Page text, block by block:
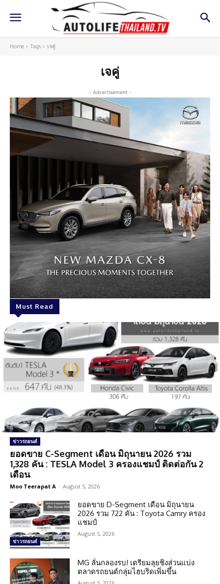
Home Tags เจคู่
เจคู่
- Advertisement -
Must Read
ข่าวรถยนต์
ยอดขาย C-Segment เดือน มิถุนายน 2026 รวม
1,328 คัน : TESLA Model 3 ครองแชมป์ ติดต่อกัน 2
เดือน
Moo Teerapat A - August 5, 2026
ข่าวรถยนต์
ยอดขาย D-Segment เดือน มิถุนายน
2026 รวม 722 คัน : Toyota Camry ครอง
แชมป์
August 5, 2026
MG ลั่นกลองรบ! เตรียมลุยชิงส่วนแบ่ง
ตลาดรถยนต์กลุ่มไฮบริดเพิ่มขึ้น